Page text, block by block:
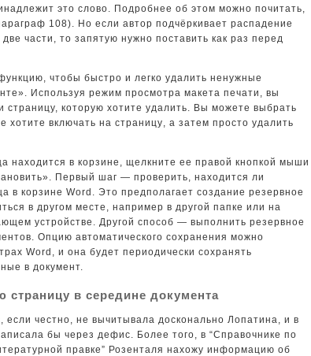
это слово. Подробнее об этом можно почитать,
108). Но если автор подчёркивает распадение
части, то запятую нужно поставить как раз перед
чтобы быстро и легко удалить ненужные
Используя режим просмотра макета печати, вы
страницу, которую хотите удалить. Вы можете выбрать
хотите включать на страницу⁢, а затем просто удалить
находится в корзине, щелкните ее правой кнопкой мыши
Первый шаг — проверить, находится ли
в корзине Word. Это предполагает создание резервное
в другом месте, например в другой папке или на
устройстве. Другой способ — выполнить резервное
Опцию автоматического сохранения можно
Word, и она будет периодически сохранять
в документ.
страницу в середине документа
если честно, не вычитывала досконально Лопатина, и в
бы через дефис. Более того, в “Справочнике по
правке” Розенталя нахожу информацию об